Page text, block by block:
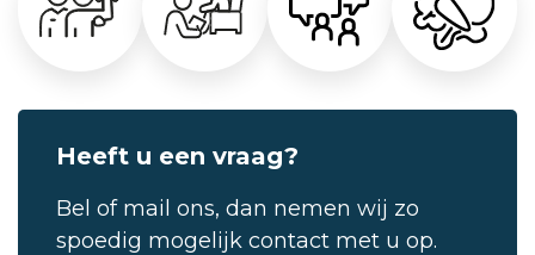
Heeft u een vraag?
Bel of mail ons, dan nemen wij zo
spoedig mogelijk contact met u op.